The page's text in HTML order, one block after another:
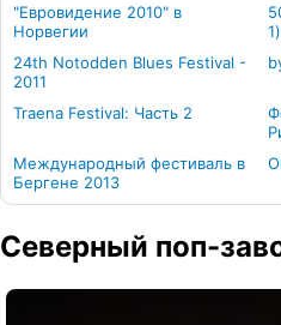
"Евровидение 2010" в
Норвегии
1)
24th Notodden Blues Festival -
2011
Traena Festival: Часть 2
Международный фестиваль в
Бергене 2013
Северный поп-